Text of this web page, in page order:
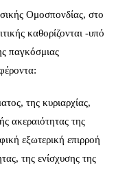
Ομοσπονδίας, στο
καθορίζονται -υπό
παγκόσμιας
της κυριαρχίας,
ακεραιότητας της
εξωτερική επιρροή
της ενίσχυσης της